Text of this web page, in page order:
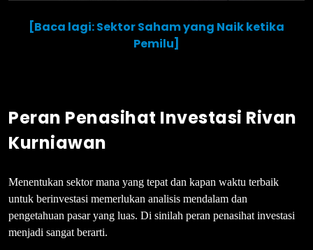
[Baca lagi: Sektor Saham yang Naik ketika
Pemilu]
Peran Penasihat Investasi Rivan
Kurniawan
Menentukan sektor mana yang tepat dan kapan waktu terbaik
untuk berinvestasi memerlukan analisis mendalam dan
pengetahuan pasar yang luas. Di sinilah peran penasihat investasi
menjadi sangat berarti.